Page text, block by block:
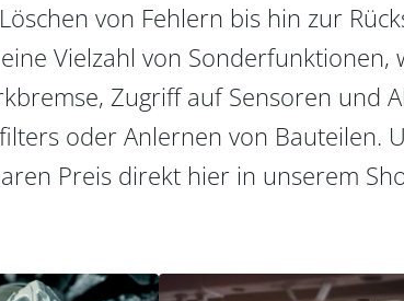
von Fehlern bis hin zur
Vielzahl von Sonderfunktionen,
Zugriff auf Sensoren und
oder Anlernen von Bauteilen.
Preis direkt hier in unserem